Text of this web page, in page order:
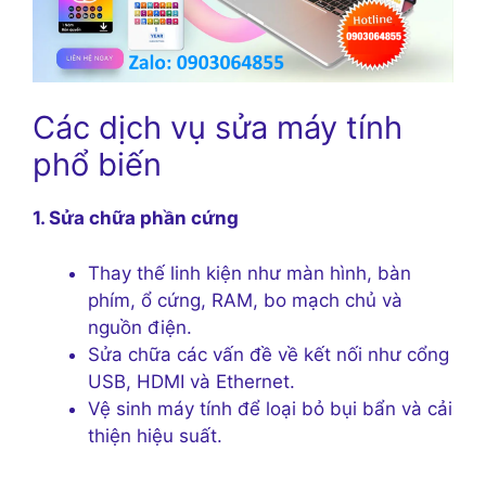
Các dịch vụ sửa máy tính
phổ biến
1. Sửa chữa phần cứng
Thay thế linh kiện như màn hình, bàn
phím, ổ cứng, RAM, bo mạch chủ và
nguồn điện.
Sửa chữa các vấn đề về kết nối như cổng
USB, HDMI và Ethernet.
Vệ sinh máy tính để loại bỏ bụi bẩn và cải
thiện hiệu suất.